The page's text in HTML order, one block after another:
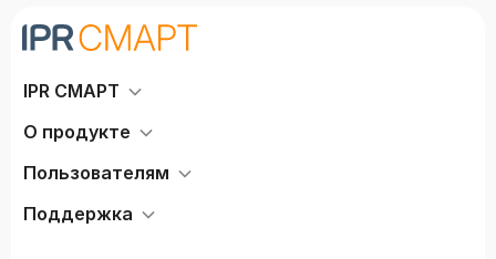
IPR СМАРТ
О продукте
Пользователям
Поддержка